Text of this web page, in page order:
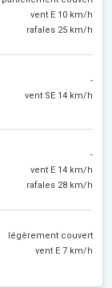
vent E 10 km/h
rafales 25 km/h
-
vent SE 14 km/h
-
vent E 14 km/h
rafales 28 km/h
légèrement couvert
vent E 7 km/h